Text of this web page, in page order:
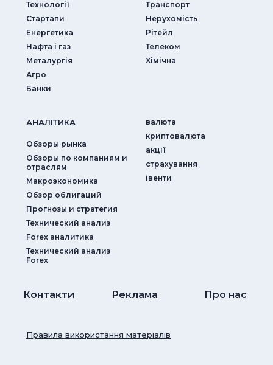
Технології
Стартапи
Енергетика
Нафта і газ
Металургія
Агро
Банки
Транспорт
Нерухомість
Рітейл
Телеком
Хімічна
АНАЛIТИКА
Обзоры рынка
Обзоры по компаниям и
отраслям
Макроэкономика
Обзор облигаций
Прогнозы и стратегия
Технический анализ
Forex аналитика
Технический анализ
Forex
валюта
криптовалюта
акції
страхування
iвенти
Контакти Реклама Про нас
Правила використання матеріалів